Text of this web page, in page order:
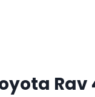
Rav